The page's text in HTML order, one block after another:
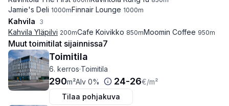
Jamie's Deli 1000mFinnair Lounge 1000m
Kahvila 3
Kahvila Yläpilvi 200mCafe Koivikko 850mMoomin Coffee 950m
Muut toimitilat sijainnissa7
Toimitila
6. kerros·Toimitila
290m²Alv 0% 24-26€/m²
Tilaa pohjakuva